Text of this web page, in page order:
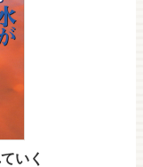
いく